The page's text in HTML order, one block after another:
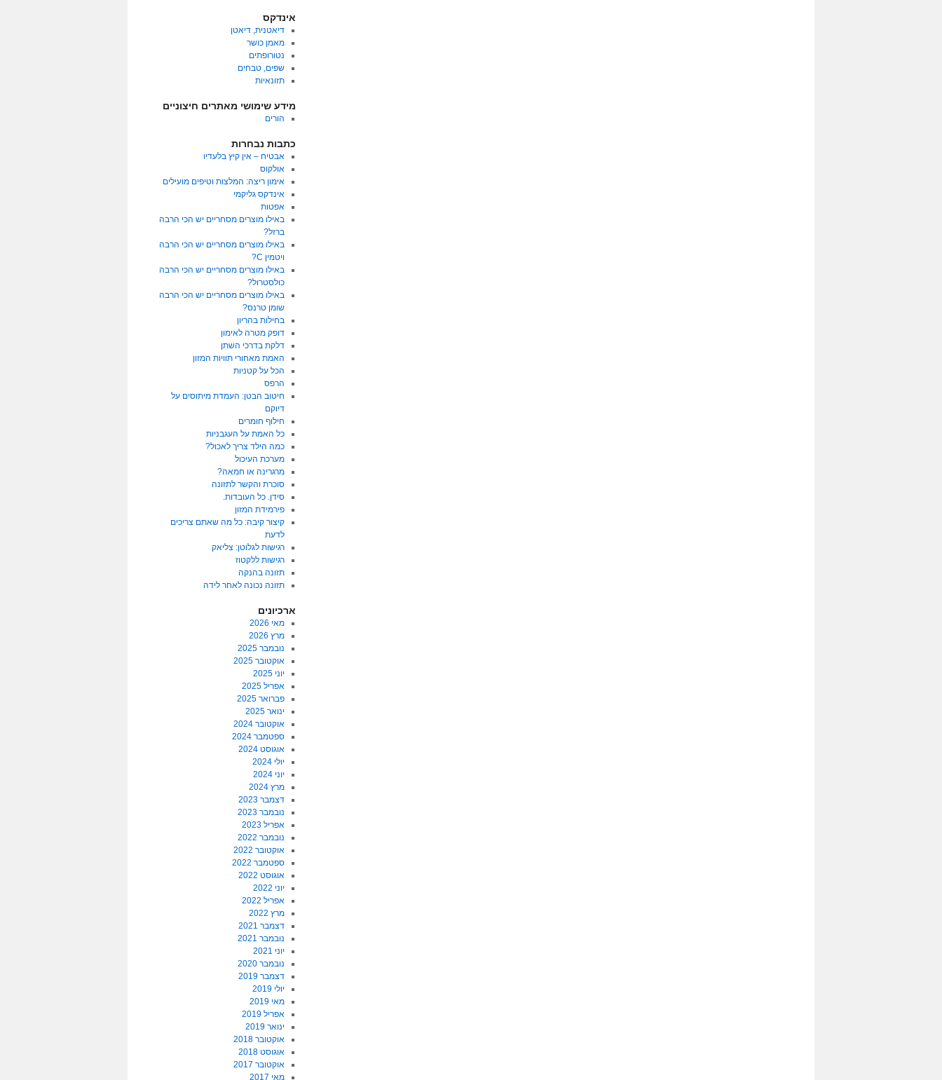
אינדקס
דיאטנית, דיאטן
מאמן כושר
נטורופתים
שפים, טבחים
תזונאיות
מידע שימושי מאתרים חיצוניים
הורים
כתבות נבחרות
אבטיח – אין קיץ בלעדיו
אולקוס
אימון ריצה: המלצות וטיפים מועילים
אינדקס גליקמי
אפטות
באילו מוצרים מסחריים יש הכי הרבה
ברזל?
באילו מוצרים מסחריים יש הכי הרבה
ויטמין C?
באילו מוצרים מסחריים יש הכי הרבה
כולסטרול?
באילו מוצרים מסחריים יש הכי הרבה
שומן טרנס?
בחילות בהריון
דופק מטרה לאימון
דלקת בדרכי השתן
האמת מאחורי תוויות המזון
הכל על קטניות
הרפס
חיטוב הבטן: העמדת מיתוסים על
דיוקם
חילוף חומרים
כל האמת על העגבניות
כמה הילד צריך לאכול?
מערכת העיכול
מרגרינה או חמאה?
סוכרת והקשר לתזונה
סידן. כל העובדות.
פירמידת המזון
קיצור קיבה: כל מה שאתם צריכים
לדעת
רגישות לגלוטן: צליאק
רגישות ללקטוז
תזונה בהנקה
תזונה נכונה לאחר לידה
ארכיונים
מאי 2026
מרץ 2026
נובמבר 2025
אוקטובר 2025
יוני 2025
אפריל 2025
פברואר 2025
ינואר 2025
אוקטובר 2024
ספטמבר 2024
אוגוסט 2024
יולי 2024
יוני 2024
מרץ 2024
דצמבר 2023
נובמבר 2023
אפריל 2023
נובמבר 2022
אוקטובר 2022
ספטמבר 2022
אוגוסט 2022
יוני 2022
אפריל 2022
מרץ 2022
דצמבר 2021
נובמבר 2021
יוני 2021
נובמבר 2020
דצמבר 2019
יולי 2019
מאי 2019
אפריל 2019
ינואר 2019
אוקטובר 2018
אוגוסט 2018
אוקטובר 2017
מאי 2017